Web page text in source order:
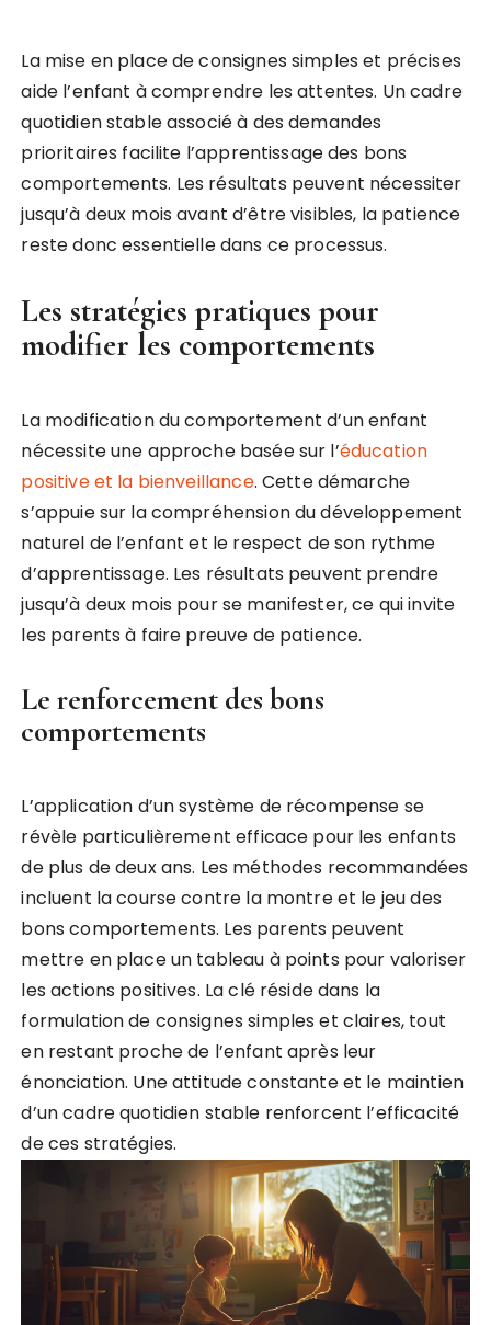
La mise en place de consignes simples et précises
aide l’enfant à comprendre les attentes. Un cadre
quotidien stable associé à des demandes
prioritaires facilite l’apprentissage des bons
comportements. Les résultats peuvent nécessiter
jusqu’à deux mois avant d’être visibles, la patience
reste donc essentielle dans ce processus.
Les stratégies pratiques pour
modifier les comportements
La modification du comportement d’un enfant
nécessite une approche basée sur l’éducation
positive et la bienveillance. Cette démarche
s’appuie sur la compréhension du développement
naturel de l’enfant et le respect de son rythme
d’apprentissage. Les résultats peuvent prendre
jusqu’à deux mois pour se manifester, ce qui invite
les parents à faire preuve de patience.
Le renforcement des bons
comportements
L’application d’un système de récompense se
révèle particulièrement efficace pour les enfants
de plus de deux ans. Les méthodes recommandées
incluent la course contre la montre et le jeu des
bons comportements. Les parents peuvent
mettre en place un tableau à points pour valoriser
les actions positives. La clé réside dans la
formulation de consignes simples et claires, tout
en restant proche de l’enfant après leur
énonciation. Une attitude constante et le maintien
d’un cadre quotidien stable renforcent l’efficacité
de ces stratégies.